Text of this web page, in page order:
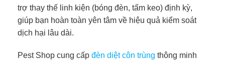
trợ thay thế linh kiện (bóng đèn, tấm keo) định kỳ,
giúp bạn hoàn toàn yên tâm về hiệu quả kiểm soát
dịch hại lâu dài.
Pest Shop cung cấp đèn diệt côn trùng thông minh